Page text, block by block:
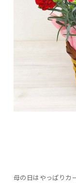
母の日はやっぱりカ